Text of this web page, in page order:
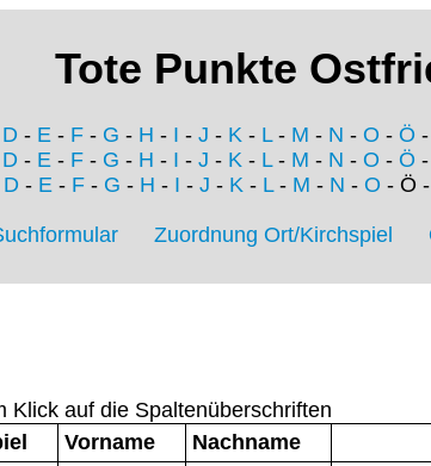
Tote Punkte
D - E - F - G - H - I - J - K - L- M - N - O - Ö -
D - E - F - G - H - I - J - K - L- M - N - O - Ö -
D- E- F- G - H - I - J - K- L- M - N - O - Ö -
Zuordnung Ort/Kirchspiel
Klick auf die Spaltenüberschriften
Vorname Nachname